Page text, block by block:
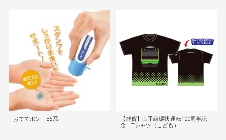
おててポン E5系
【雑貨】山手線環状運転100周年記
念 Tシャツ（こども）